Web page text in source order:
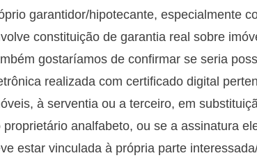
garantidor/hipotecante, especialmente
constituição de garantia real sobre
gostaríamos de confirmar se seria
realizada com certificado digital
à serventia ou a terceiro, em
proprietário analfabeto, ou se a assinatura
estar vinculada à própria parte